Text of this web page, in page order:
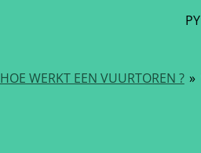
HOE WERKT EEN VUURTOREN ? »